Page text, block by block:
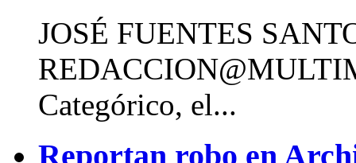
JOSÉ FUENTES
Categórico, el...
Reportan robo en